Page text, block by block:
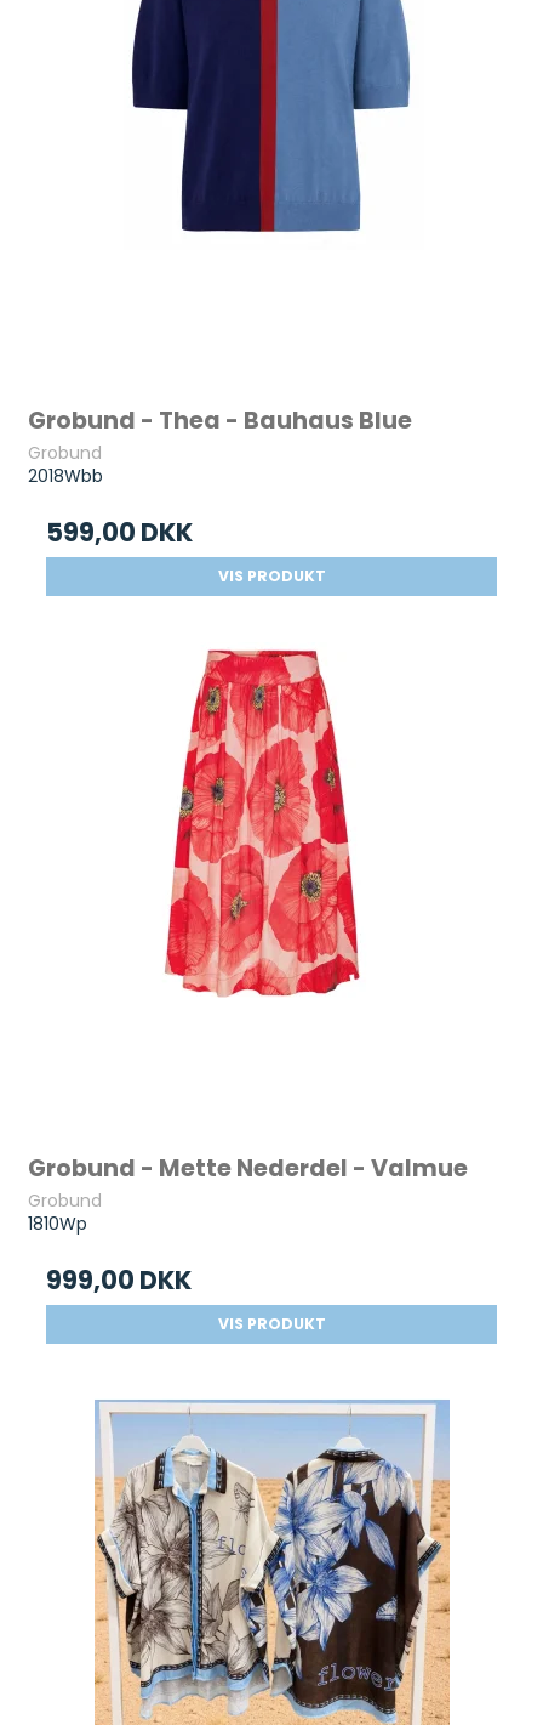
Grobund - Thea - Bauhaus Blue
Grobund
2018Wbb
599,00 DKK
VIS PRODUKT
Grobund - Mette Nederdel - Valmue
Grobund
1810Wp
999,00 DKK
VIS PRODUKT